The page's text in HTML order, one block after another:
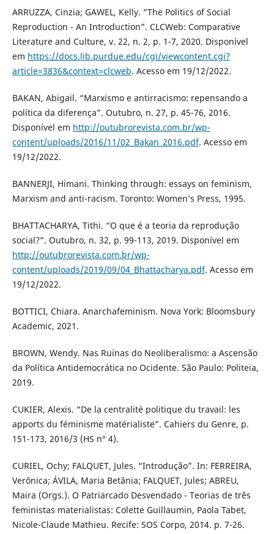
ARRUZZA, Cinzia; GAWEL, Kelly. “The Politics of Social
Reproduction - An Introduction”. CLCWeb: Comparative
Literature and Culture, v. 22, n. 2, p. 1-7, 2020. Disponível
em https://docs.lib.purdue.edu/cgi/viewcontent.cgi?
article=3836&context=clcweb. Acesso em 19/12/2022.
BAKAN, Abigail. “Marxismo e antirracismo: repensando a
política da diferença”. Outubro, n. 27, p. 45-76, 2016.
Disponível em http://outubrorevista.com.br/wp-
content/uploads/2016/11/02_Bakan_2016.pdf. Acesso em
19/12/2022.
BANNERJI, Himani. Thinking through: essays on feminism,
Marxism and anti-racism. Toronto: Women’s Press, 1995.
BHATTACHARYA, Tithi. “O que é a teoria da reprodução
social?”. Outubro, n. 32, p. 99-113, 2019. Disponível em
http://outubrorevista.com.br/wp-
content/uploads/2019/09/04_Bhattacharya.pdf. Acesso em
19/12/2022.
BOTTICI, Chiara. Anarchafeminism. Nova York: Bloomsbury
Academic, 2021.
BROWN, Wendy. Nas Ruínas do Neoliberalismo: a Ascensão
da Política Antidemocrática no Ocidente. São Paulo: Politeia,
2019.
CUKIER, Alexis. “De la centralité politique du travail: les
apports du féminisme matérialiste”. Cahiers du Genre, p.
151-173, 2016/3 (HS n° 4).
CURIEL, Ochy; FALQUET, Jules. “Introdução”. In: FERREIRA,
Verônica; ÁVILA, Maria Betânia; FALQUET, Jules; ABREU,
Maira (Orgs.). O Patriarcado Desvendado - Teorias de três
feministas materialistas: Colette Guillaumin, Paola Tabet,
Nicole-Claude Mathieu. Recife: SOS Corpo, 2014. p. 7-26.